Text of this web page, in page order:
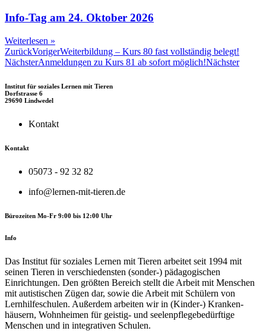
Info-Tag am 24. Oktober 2026
Weiterlesen »
ZurückVorigerWeiterbildung – Kurs 80 fast vollständig belegt!
NächsterAnmeldungen zu Kurs 81 ab sofort möglich!Nächster
Institut für soziales Lernen mit Tieren
Dorfstrasse 6
29690 Lindwedel
Kontakt
Kontakt
05073 - 92 32 82
info@lernen-mit-tieren.de
Bürozeiten Mo-Fr 9:00 bis 12:00 Uhr
Info
Das Institut für soziales Lernen mit Tieren arbeitet seit 1994 mit
seinen Tieren in verschiedensten (sonder-) pädagogischen
Einrichtungen. Den größten Bereich stellt die Arbeit mit Menschen
mit autistischen Zügen dar, sowie die Arbeit mit Schülern von
Lernhilfe­schulen. Außerdem arbeiten wir in (Kinder-) Kranken­
häusern, Wohnheimen für geistig- und seelenpflege­bedürftige
Menschen und in integrativen Schulen.